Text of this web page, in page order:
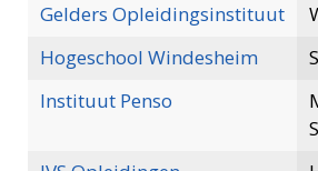
Gelders Opleidingsinstituut
Hogeschool Windesheim
Instituut Penso